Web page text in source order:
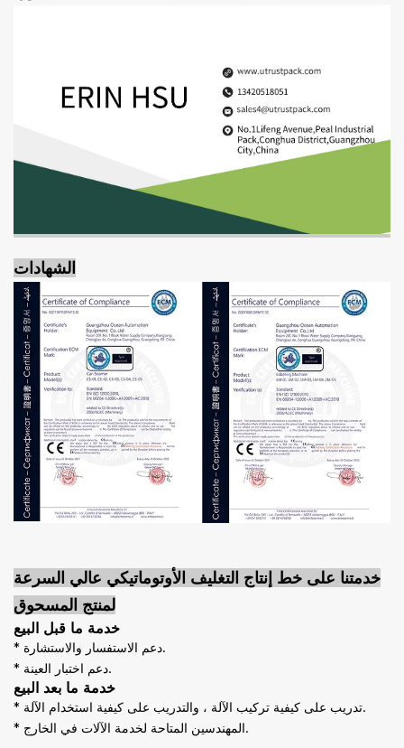
الشهادات
خدمتنا على خط إنتاج التغليف الأوتوماتيكي عالي السرعة
لمنتج المسحوق
خدمة ما قبل البيع
* دعم الاستفسار والاستشارة.
* دعم اختبار العينة.
خدمة ما بعد البيع
* تدريب على كيفية تركيب الآلة ، والتدريب على كيفية استخدام الآلة.
* المهندسين المتاحة لخدمة الآلات في الخارج.